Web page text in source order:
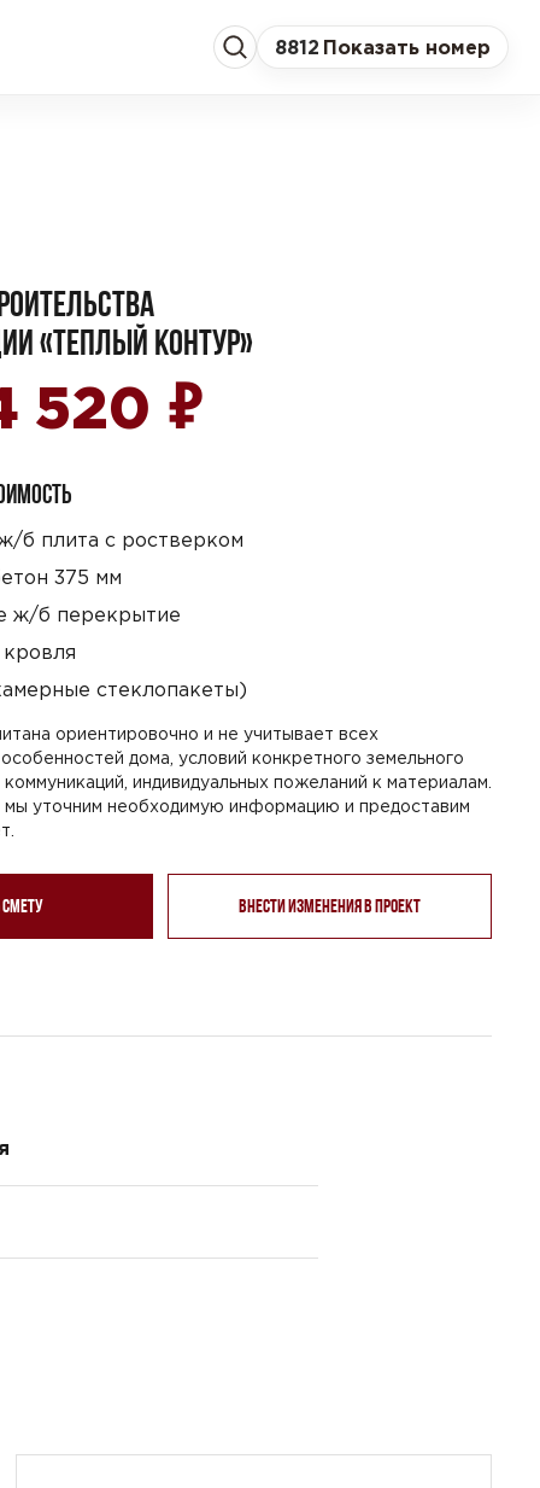
8812 Показать номер
«ТЕПЛЫЙ КОНТУР»
520 ₽
б плита с ростверком
375 мм
ж/б перекрытие
стеклопакеты)
ориентировочно и не учитывает всех
дома, условий конкретного земельного
коммуникаций, индивидуальных пожеланий к материалам.
мы уточним необходимую информацию и предоставим
смету Внести изменения в проект